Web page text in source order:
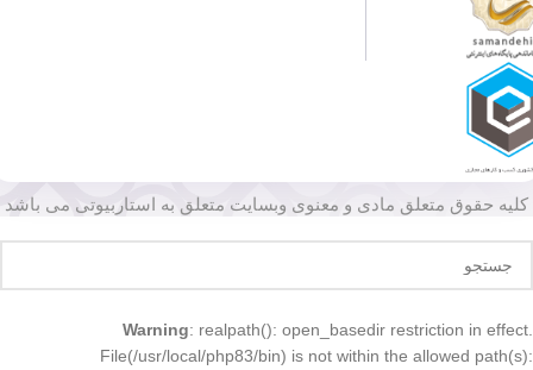
کلیه حقوق متعلق مادی و معنوی وبسایت متعلق به استاربیوتی می باشد
Warning: realpath(): open_basedir restriction in effect.
File(/usr/local/php83/bin) is not within the allowed path(s):